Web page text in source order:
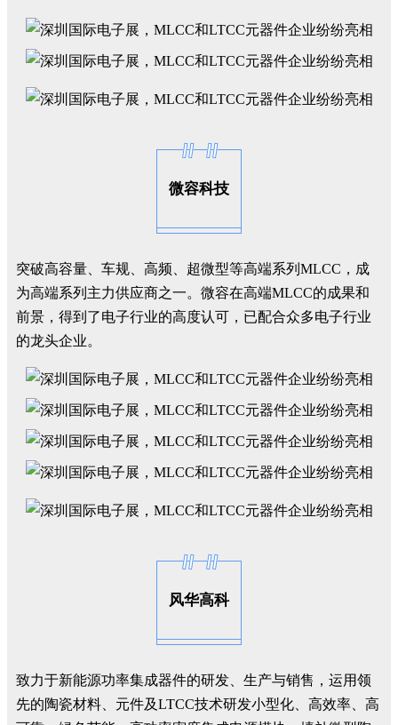
微容科技
突破高容量、车规、高频、超微型等高端系列MLCC，成
为高端系列主力供应商之一。微容在高端MLCC的成果和
前景，得到了电子行业的高度认可，已配合众多电子行业
的龙头企业。
风华高科
致力于新能源功率集成器件的研发、生产与销售，运用领
先的陶瓷材料、元件及LTCC技术研发小型化、高效率、高